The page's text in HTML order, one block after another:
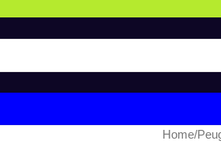
Home/